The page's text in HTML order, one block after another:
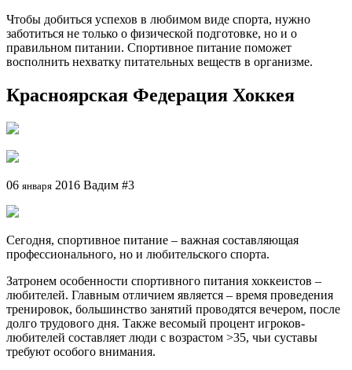
Чтобы добиться успехов в любимом виде спорта, нужно
заботиться не только о физической подготовке, но и о
правильном питании. Спортивное питание поможет
восполнить нехватку питательных веществ в организме.
Красноярская Федерация Хоккея
06 января 2016 Вадим #3
Сегодня, спортивное питание – важная составляющая
профессионального, но и любительского спорта.
Затронем особенности спортивного питания хоккеистов –
любителей. Главным отличием является – время проведения
тренировок, большинство занятий проводятся вечером, после
долго трудового дня. Также весомый процент игроков-
любителей составляет люди с возрастом >35, чьи суставы
требуют особого внимания.